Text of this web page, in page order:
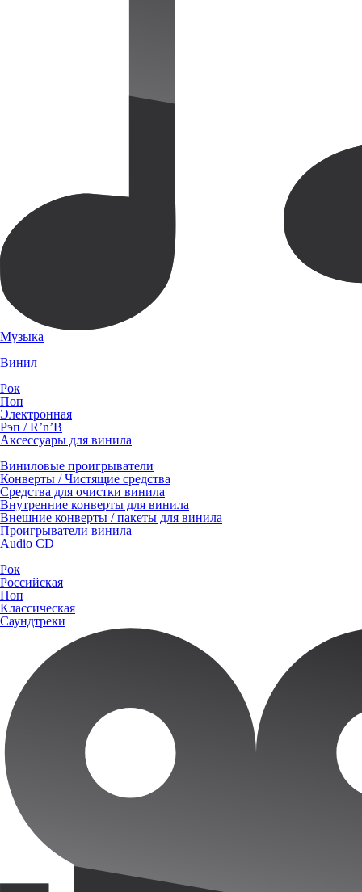
Музыка
Винил
Рок
Поп
Электронная
Рэп / R’n’B
Аксессуары для винила
Виниловые проигрыватели
Конверты / Чистящие средства
Средства для очистки винила
Внутренние конверты для винила
Внешние конверты / пакеты для винила
Проигрыватели винила
Audio CD
Рок
Российская
Поп
Классическая
Саундтреки